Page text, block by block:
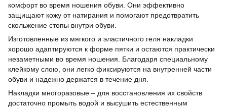
комфорт во время ношения обуви. Они эффективно
защищают кожу от натирания и помогают предотвратить
скольжение стопы внутри обуви.
Изготовленные из мягкого и эластичного геля накладки
хорошо адаптируются к форме пятки и остаются практически
незаметными во время ношения. Благодаря специальному
клейкому слою, они легко фиксируются на внутренней части
обуви и надежно держатся в течение дня.
Накладки многоразовые – для восстановления их свойств
достаточно промыть водой и высушить естественным